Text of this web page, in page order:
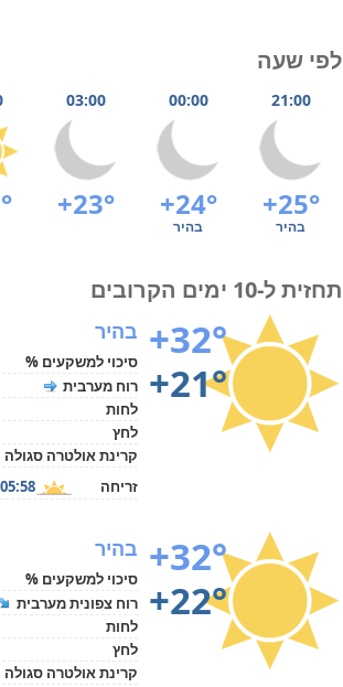
לפי שעה
21:00
00:00
03:00
+25°
+24°
+23°
בהיר בהיר
תחזית ל-10 ימים הקרובים
+32°
+21°
בהיר
סיכוי למשקעים %
רוח מערבית
לחות
לחץ
קרינת אולטרה סגולה
זריחה
05:58
+32°
+22°
בהיר
סיכוי למשקעים %
רוח צפונית מערבית
לחות
לחץ
קרינת אולטרה סגולה